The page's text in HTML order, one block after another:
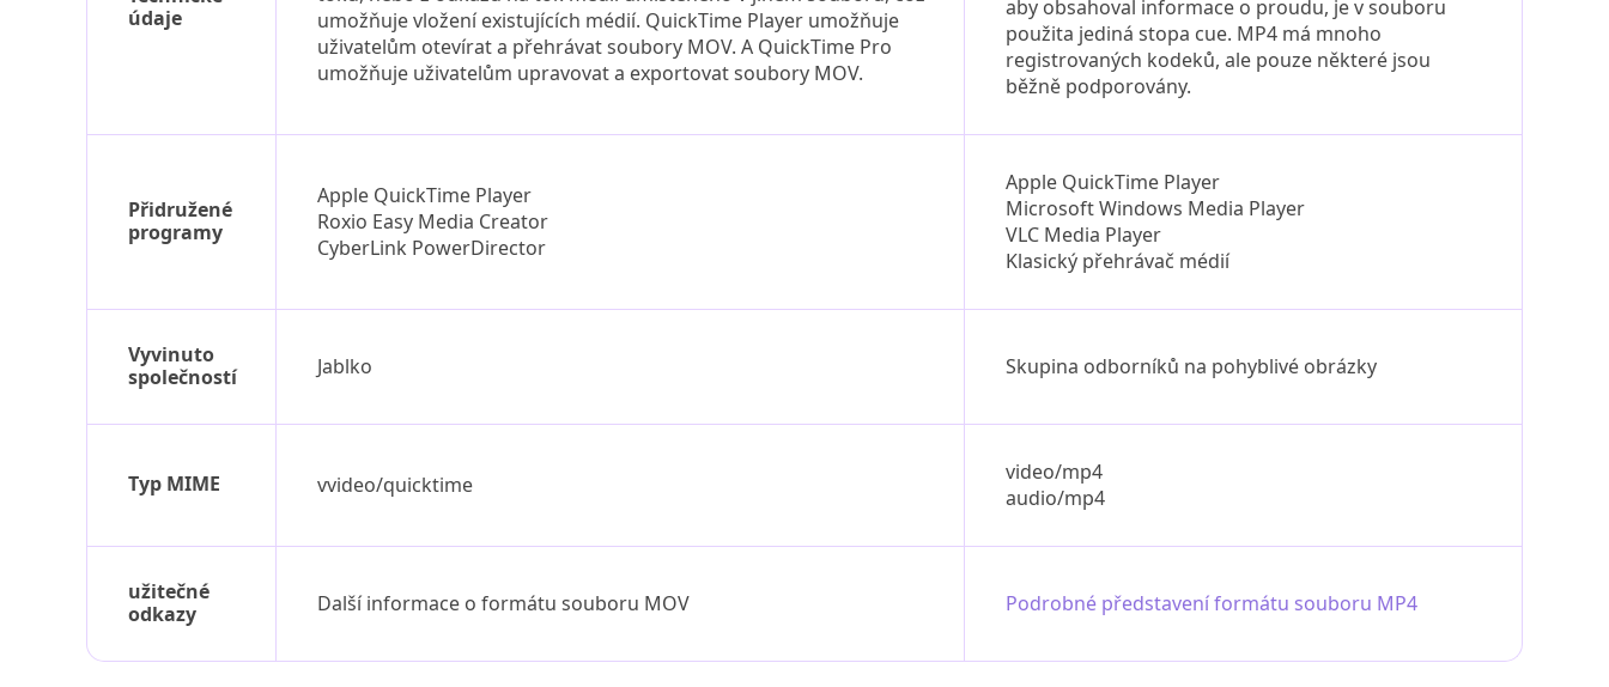
údaje
umožňuje vložení existujících médií. QuickTime Player umožňuje
uživatelům otevírat a přehrávat soubory MOV. A QuickTime Pro
umožňuje uživatelům upravovat a exportovat soubory MOV.
aby obsahoval informace o proudu, je v souboru
použita jediná stopa cue. MP4 má mnoho
registrovaných kodeků, ale pouze některé jsou
běžně podporovány.
Přidružené
programy
Apple QuickTime Player
Roxio Easy Media Creator
CyberLink PowerDirector
Apple QuickTime Player
Microsoft Windows Media Player
VLC Media Player
Klasický přehrávač médií
Vyvinuto
společností
Jablko Skupina odborníků na pohyblivé obrázky
Typ MIME vvideo/quicktime
video/mp4
audio/mp4
užitečné
odkazy
Další informace o formátu souboru MOV Podrobné představení formátu souboru MP4